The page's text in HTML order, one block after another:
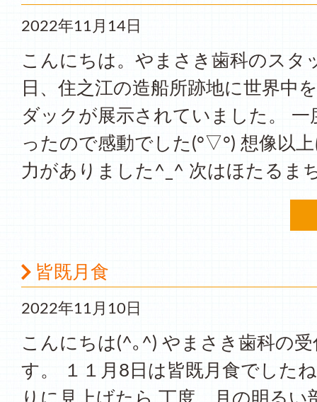
2022年11月14日
こんにちは。やまさき歯科のスタ
日、住之江の造船所跡地に世界中
ダックが展示されていました。 一
ったので感動でした(°▽°) 想像以
力がありました^_^ 次はほたるま
皆既月食
2022年11月10日
こんにちは(^｡^) やまさき歯科の
す。 １１月8日は皆既月食でした